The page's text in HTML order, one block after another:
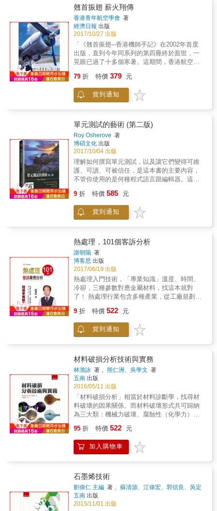
展。&💡被埋沒在歷史中的發明家故事&
「他們來自於世界各地，也來自不同的時
代， 他們是讓電流通過自己雙手的醫師、
用顯微鏡研究自己精子的商店老闆、 接受
豬心移植的病患、對破掉的餐盤感到沮喪的家
庭主婦&hellip;&hellip;」& 在人類發明與創
新的歷程中，不乏知名於世的傑出工程師和科
學家，但也有更多締造了卓著成就的人物，卻
因為時代環境或身分所限而默默無聞。羅瑪在
事，以及他們對於工程學和這個世界舉足輕重
的貢獻。&& 工程學可以揭露我們過去的模
樣，把人類的歷史告訴我們，亦能反映我們當
下的面貌。如果能理解我們所製造出來的東西
如何運作，它也將成為我們通向光明未來的引
路者。& 本書將從小處開始，為你打開那些
表面看來高深莫測的東西，並期望能再一次點
燃你對探索各種人類創新發明的好奇心，進而
啟發你深入複雜但引人入勝的工程學世界。
&&⚙️本書特色⚙️&．探索七種被譽為「文明基
石」的零件背後的技術，以及鮮為人知的發明
家故事。．揭示工程學對於人類的寶貴意義
&mdash;&mdash;工程學的核心從來都是以人
為本，並藉此引領出一條對這個世界更有同理
心的道路。．作者手繪可愛而明瞭的解構圖，
今科技協助年代令人驚豔的先驅設計。&&⚙️各
界好評⚙️&「作者艾葛拉瓦為熱愛寫科普書的結
構工程師，擅長以結合歷史說故事的方式來傳
遞工程概念，將工程學變得簡單有趣，過去審
定其暢銷作：《如何在果凍上蓋城市？》及
《哇！這是怎麼蓋出來》，對這樣的寫作風格
如沐春風。本書以我們熟悉的七項工程小發
的重要工程應用，讓我們眼界大開。」
長、國立臺灣大學土木工程學系教授&「若要讚
嘆人類文明的成就，工程學是最顯明的代表，
幾乎永不停歇地帶來更高、更快、更大、更
小、更輕、更精準、更堅韌的科技物，無可限
量地造福我們的生活。&但這些科技物之所以有
用，需要眾多零件的串接整合，少一根釘子、
毀一個輪子、缺一塊鏡片或磁鐵、壞一個彈簧
或泵浦、斷一條繩子等，將會導致航空器墜
毀、高樓倒塌、工廠停擺，或大規模停電。本
書充滿創意及洞察力，以七種小物打造一處
『大觀園』，為我們展現文明發展最不可或缺
的零件，和人類心靈最精采豐富的源頭。」
&mdash;&mdash;黃春木／臺北市立建國高中
歷史科教師&「這本書從小零件背後的技術出
發，闡述鮮為人知的發明家故事，娓娓道出工
程學以人為本的核心價值，引領讀者同理心的
人文的關懷。閱讀《小零件改變大世界》，帶
領我們從宏觀的世界走進微觀的視野，理解七
種不顯眼卻又無處不在的基本零件，如何成為
現代文明的重要推手，造就工程學的巍峨與壯
關理論研究及實際工業生產。 本書可供從事材
料開發及雷射增材製造領域的相關工程技術人
員使用，也可供大學相關科系師生閱讀參考。
及其特性與特徵。本書適合大學、科大機械、
材料及相關工程科系之「工程材料」、「機械
材料」課程使用，亦可提供從事於機械、材
料、鑄造、熱處理等方面之研究及工程技術人
員作研讀之書籍。 本書特色1、本書是材料科
學基礎知識的入門書，全書編輯大綱是材料科
學基礎佔四分之三的篇幅，五大類工程材料約
佔四分之一，只做概念性的介紹。2、各種工程
材料的各種性能及其應用，是由材料的內部結
才能循序漸進、融會貫通各種工程材料之性能
及其應用。3、工程材料在各種不同的領域，有
時是關鍵性的材料，若能選擇適材適用，將使
技術學院材料、機械、電機相關科系學生及對
工程材料有興趣的工程師研習。
翹首振翅 薪火翔傳
香港青年航空學會 著
經濟日報 出版
2017/10/27 出版
「《翹首振翅─香港機師手記》在2002年首度
出版，直到今年同系列的第四冊終於面世，一
晃眼已過了十多個寒暑。這期間，香港航空業
迅速發展，能負擔飛機票旅遊的人大幅增加，
這除了造就廉航發展外，亦加大了空域及機場
空航的流量。與此同時，本地對航空業者的需
引有志投身航空業的年青人加入我們，一起努
力將飛行的點點滴滴「翔傳」下去！」──高級
培訓機長馮志亮。 ．全書由28位現職機師，以
及工程師和航空安全主任執筆。 ．全書分四
章，包括「入航需知」、「實戰攻略」、「拉
闊視野」和「飛凡體驗」。 ．書中內容不但實
用，讓有志投身航空業的年青人對業界有認
識，從而及早裝備自己。而且，還有不少機師
日常工作的小情小事可堪玩味，當中包括不少
79 折 特價 379 元
貨到通知
單元測試的藝術 (第二版)
Roy Osherove 著
博碩文化 出版
2017/10/04 出版
理解如何撰寫單元測試，以及讓它們變得可維
護、可讀、可被信任，是這本書的主要內容，
不管你使用的是何種程式語言跟編輯器。這本
互動測試的基礎，介紹了在真實世界撰寫、管
理和維護單元測試的最佳實踐。
9 折 特價 585 元
貨到通知
熱處理，101個客訴分析
謝朝陽 著
博客思 出版
2017/06/19 出版
熱處理入門技術，「專業知識」溫度、時間、
冷卻，三種參數對應金屬材料，找這本就對
了！ 熱處理行業包含多種產業，從工廠規劃、
實務。 鐵鋼材料在受到加熱、冷卻或加工時，
其動態及靜態的強度均會發生顯著的變化；通
常由於材料選擇不當、熱處理操作不當、或者
行家針對產品問題並提出解決對策及建議。
9 折 特價 522 元
貨到通知
材料破損分析技術與實務
林渤詠 著 、熊仁洲、吳學文 著
五南 出版
2016/05/11 出版
「材料破損分析」相當於材料診斷學，找尋材
料破壞的因果關係。而材料破壞形式共可歸納
為三大類：機械力破壞、腐蝕性（化學力）破
原理及分析工具，可具體了解破壞原因及破壞
機構。 本書將材料破損分析之技術案例彙整成
集。以作者親自執行之實際案例進行探討與分
蝕破壞)，能夠讓設計者、製造者、操作人員及
有興趣之大眾參考，進而早一步發現破損原
因，避免相同或相似的情況發生，減少人員安
全威脅與財產損失。本書以實務為出發點，除
95 折 特價 522 元
加入購物車
石墨烯技術
劉偉仁 主編 著 、蘇清源、江偉宏、郭信良、吳定
宇著
五南 出版
2015/11/01 出版